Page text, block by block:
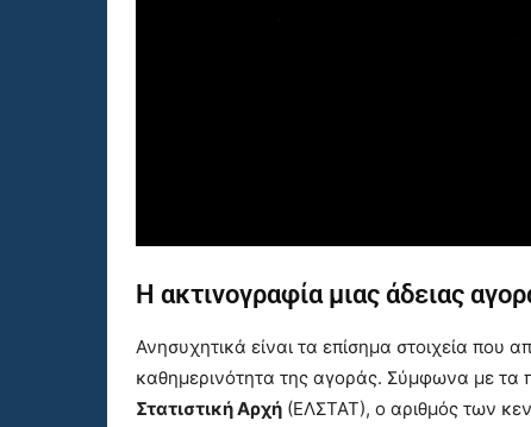
Η ακτινογραφία μιας άδειας
Ανησυχητικά είναι τα επίσημα στοιχεία
καθημερινότητα της αγοράς. Σύμφωνα με τα
Στατιστική Αρχή (ΕΛΣΤΑΤ), ο αριθμός των